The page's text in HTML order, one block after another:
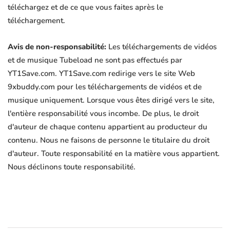
téléchargez et de ce que vous faites après le
téléchargement.
Avis de non-responsabilité: Les téléchargements de vidéos
et de musique Tubeload ne sont pas effectués par
YT1Save.com. YT1Save.com redirige vers le site Web
9xbuddy.com pour les téléchargements de vidéos et de
musique uniquement. Lorsque vous êtes dirigé vers le site,
l'entière responsabilité vous incombe. De plus, le droit
d'auteur de chaque contenu appartient au producteur du
contenu. Nous ne faisons de personne le titulaire du droit
d'auteur. Toute responsabilité en la matière vous appartient.
Nous déclinons toute responsabilité.